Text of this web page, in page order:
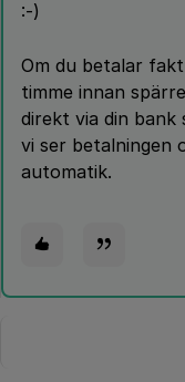
:-)
Om du betalar
timme innan
direkt via din bank
vi ser betalningen
automatik.